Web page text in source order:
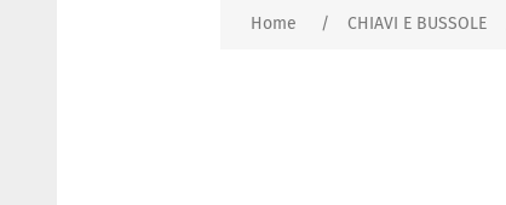
Home / CHIAVI E BUSSOLE